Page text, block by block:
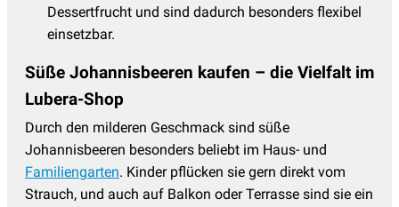
Dessertfrucht und sind dadurch besonders flexibel
einsetzbar.
Süße Johannisbeeren kaufen – die Vielfalt im
Lubera-Shop
Durch den milderen Geschmack sind süße
Johannisbeeren besonders beliebt im Haus- und
Familiengarten. Kinder pflücken sie gern direkt vom
Strauch, und auch auf Balkon oder Terrasse sind sie ein